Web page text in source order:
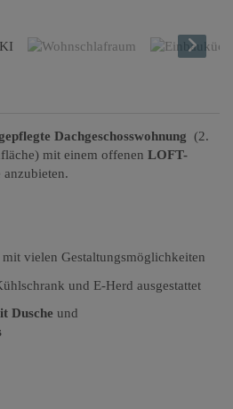
Dachgeschosswohnung (2.
mit einem offenen LOFT-
mit vielen Gestaltungsmöglichkeiten
und E-Herd ausgestattet
Dusche und